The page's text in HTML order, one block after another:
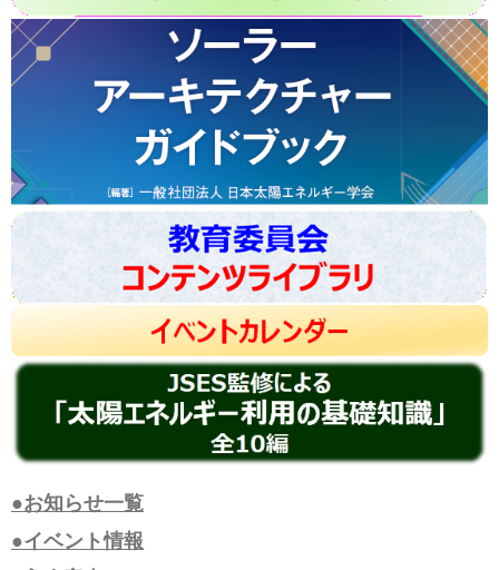
●お知らせ一覧
●イベント情報